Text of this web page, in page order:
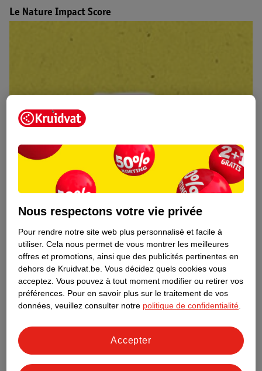
Le Nature Impact Score
Découvrez dès maintenant l’impact
de marque Kruidvat préférés !
Nous respectons votre vie privée
Pour rendre notre site web plus personnalisé et facile à
utiliser. Cela nous permet de vous montrer les meilleures
offres et promotions, ainsi que des publicités pertinentes en
dehors de Kruidvat.be. Vous décidez quels cookies vous
acceptez. Vous pouvez à tout moment modifier ou retirer vos
préférences. Pour en savoir plus sur le traitement de vos
données, veuillez consulter notre politique de confidentialité.
Accepter